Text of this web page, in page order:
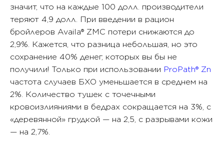
значит, что на каждые 100 долл. производители
теряют 4,9 долл. При введении в рацион
бройлеров Availa® ZMC потери снижаются до
2,9%. Кажется, что разница небольшая, но это
сохранение 40% денег, которых вы бы не
получили! Только при использовании ProPath® Zn
частота случаев БХО уменьшается в среднем на
2%. Количество тушек с точечными
кровоизлияниями в бедрах сокращается на 3%, с
«деревянной» грудкой — на 2,5, с разрывами кожи
— на 2,7%.